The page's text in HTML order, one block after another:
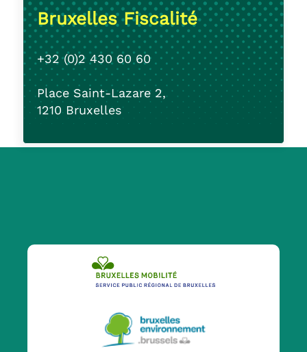
Bruxelles Fiscalité
+32 (0)2 430 60 60
Place Saint-Lazare 2,
1210 Bruxelles